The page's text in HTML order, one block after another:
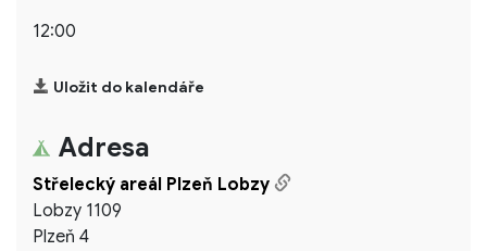
12:00
Uložit do kalendáře
Adresa
Střelecký areál Plzeň Lobzy
Lobzy 1109
Plzeň 4